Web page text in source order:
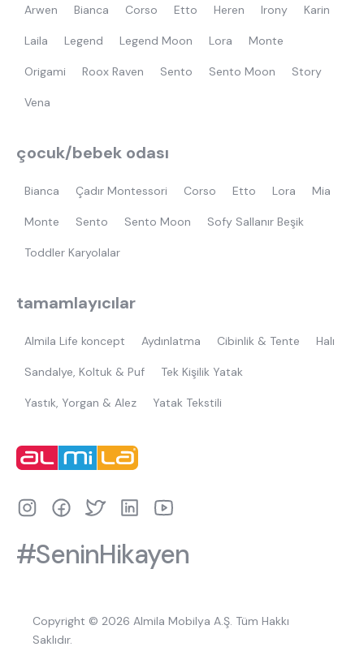
Arwen Bianca Corso Etto Heren Irony Karin
Laila Legend Legend Moon Lora Monte
Origami Roox Raven Sento Sento Moon Story
Vena
çocuk/bebek odası
Bianca Çadır Montessori Corso Etto Lora Mia
Monte Sento Sento Moon Sofy Sallanır Beşik
Toddler Karyolalar
tamamlayıcılar
Almila Life koncept Aydınlatma Cibinlik & Tente Halı
Sandalye, Koltuk & Puf Tek Kişilik Yatak
Yastık, Yorgan & Alez Yatak Tekstili
#SeninHikayen
Copyright © 2026 Almila Mobilya A.Ş. Tüm Hakkı
Saklıdır.